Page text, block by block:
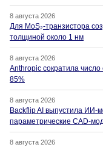
8 августа 2026
Для MoS₂-транзистора
толщиной около 1 нм
8 августа 2026
Anthropic сократила
85%
8 августа 2026
Backflip AI выпустила ИИ-
параметрические CAD-
8 августа 2026